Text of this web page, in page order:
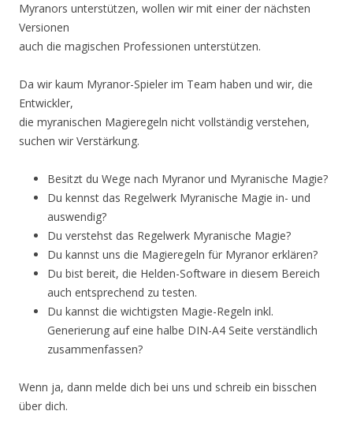
Myranors unterstützen, wollen wir mit einer der nächsten
Versionen
auch die magischen Professionen unterstützen.
Da wir kaum Myranor-Spieler im Team haben und wir, die
Entwickler,
die myranischen Magieregeln nicht vollständig verstehen,
suchen wir Verstärkung.
Besitzt du Wege nach Myranor und Myranische Magie?
Du kennst das Regelwerk Myranische Magie in- und
auswendig?
Du verstehst das Regelwerk Myranische Magie?
Du kannst uns die Magieregeln für Myranor erklären?
Du bist bereit, die Helden-Software in diesem Bereich
auch entsprechend zu testen.
Du kannst die wichtigsten Magie-Regeln inkl.
Generierung auf eine halbe DIN-A4 Seite verständlich
zusammenfassen?
Wenn ja, dann melde dich bei uns und schreib ein bisschen
über dich.